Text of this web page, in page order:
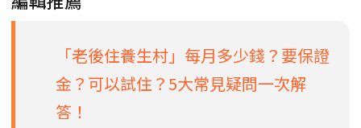
「老後住養生村」每月多少錢？要保證
金？可以試住？5大常見疑問一次解
答！